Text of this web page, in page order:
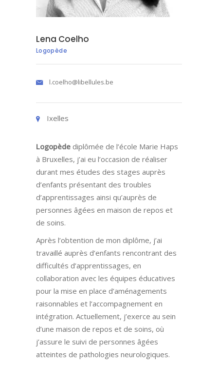
Lena Coelho
Logopède
l.coelho@libellules.be
Ixelles
Logopède diplômée de l’école Marie Haps
à Bruxelles, j’ai eu l’occasion de réaliser
durant mes études des stages auprès
d’enfants présentant des troubles
d’apprentissages ainsi qu’auprès de
personnes âgées en maison de repos et
de soins.
Après l’obtention de mon diplôme, j’ai
travaillé auprès d’enfants rencontrant des
difficultés d’apprentissages, en
collaboration avec les équipes éducatives
pour la mise en place d’aménagements
raisonnables et l’accompagnement en
intégration. Actuellement, j’exerce au sein
d’une maison de repos et de soins, où
j’assure le suivi de personnes âgées
atteintes de pathologies neurologiques.